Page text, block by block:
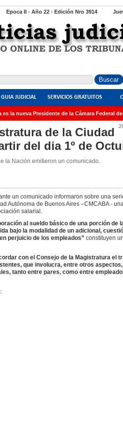
Epoca II - Año 22 - Edición Nro 3914
GUIA JUDICIAL SERVICIOS GRATUITOS
la nueva Presidente de la Cámara Federal de
de la Ciudad
del dia 1º de
la Nación emitieron un comunicado.
un comunicado informaron sobre una
Autónoma de Buenos Aires –CMCABA -
salarial.
al sueldo básico de una porción de
bajo la modalidad de un adicional,
perjuicio de los empleados” constituyen
con el Consejo de la Magistratura el
que involucra, entre otros
tanto entre pares, como entre